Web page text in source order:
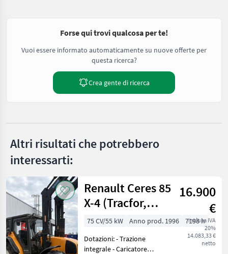
Forse qui trovi qualcosa per te!
Vuoi essere informato automaticamente su nuove offerte per
questa ricerca?
Crea gente di ricerca
Altri risultati che potrebbero
interessarti:
Renault Ceres 85
X-4 (Tracfor,
trazione
posteriore)
16.900
€
inclusa IVA
20%
14.083,33 €
netto
75 CV/55 kW Anno prod. 1996
7198 h
Dotazioni: - Trazione
integrale - Caricatore